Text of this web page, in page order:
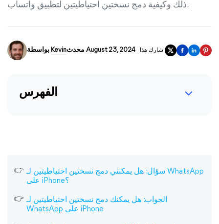
ذلك وكيفية دمج نسختين احتياطيتين لتطبيق واتساب.
Kevin محدث August 23, 2024 شارك هذا:
الفهرس
سؤال: هل يمكنني دمج نسختين احتياطيتين لـ WhatsApp
على iPhone؟
الجواب: هل يمكنك دمج نسختين احتياطيتين لـ
WhatsApp على iPhone